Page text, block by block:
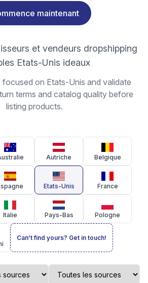
maintenant
et vendeurs dropshipping
Etats-Unis ideaux
focused on Etats-Unis and validate
terms and catalog quality before
listing products.
Autriche Belgique
Etats-Unis France
Italie Pays-Bas Pologne
Can't find yours? Get in touch!